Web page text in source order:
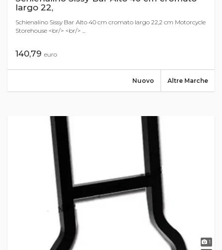
largo 22,
Schienalino Sissy Bar Alto 40 cm cromato largo 22,2 cm Motorcycle
Storehouse <br/> <br/> ...
140,79 euro
Altre Marche
Nuovo
1